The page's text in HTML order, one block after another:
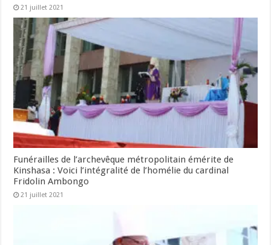
21 juillet 2021
Funérailles de l’archevêque métropolitain émérite de
Kinshasa : Voici l’intégralité de l’homélie du cardinal
Fridolin Ambongo
21 juillet 2021